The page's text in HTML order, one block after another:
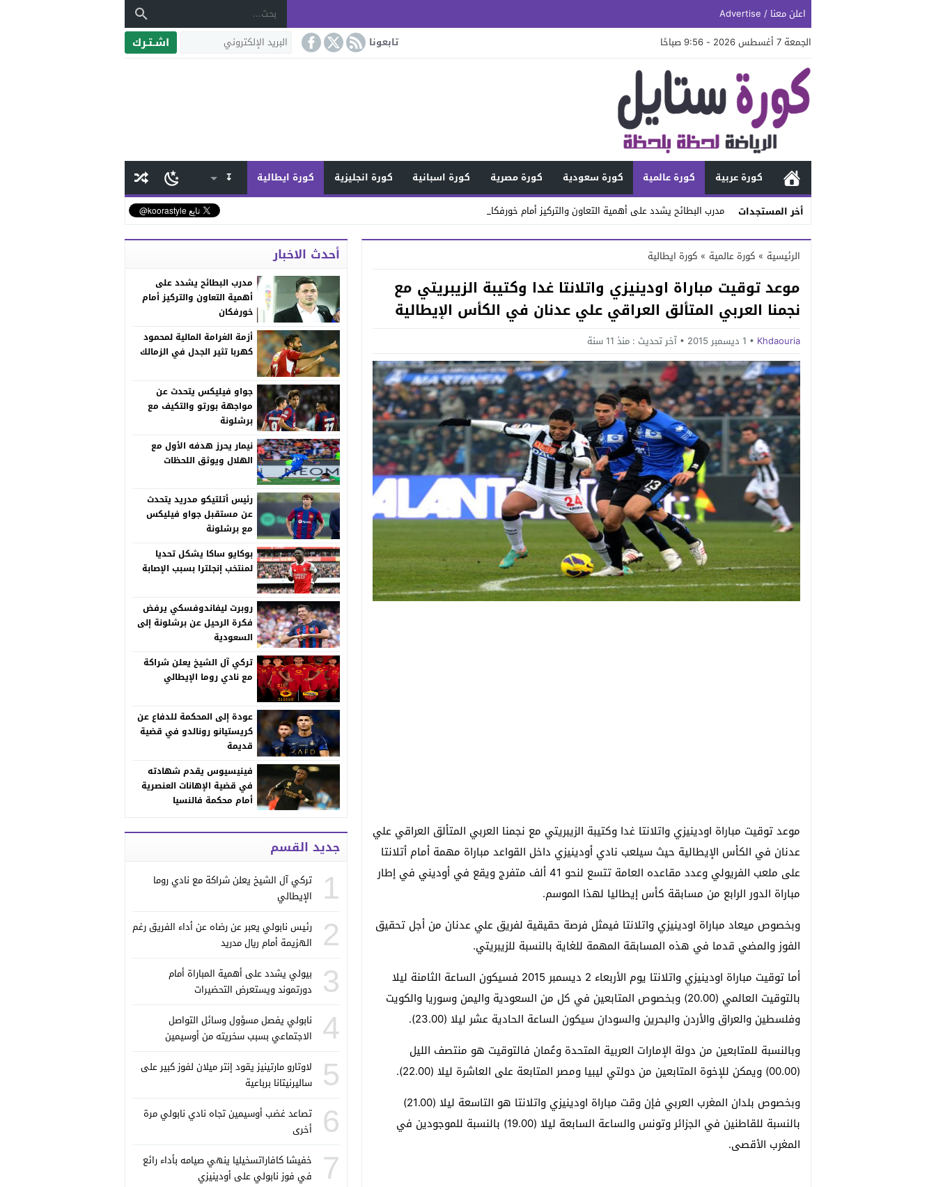
اعلن معنا / Advertise
الجمعة 7 أغسطس 2026 - 9:56 صباحًا
تابعونا اشـتـرك
كورة عربية كورة عالمية كورة سعودية كورة مصرية كورة اسبانية كورة انجليزية كورة ايطالية
↧
أخر المستجدات
مدرب البطائح يشدد على أهمية التعاون والتركيز أمام خورفكان
Stop
Previous
Next
الرئيسية » كورة عالمية » كورة ايطالية
موعد توقيت مباراة اودينيزي واتلانتا غدا وكتيبة الزيبريتي مع
نجمنا العربي المتألق العراقي علي عدنان في الكأس الإيطالية
Khdaouria 1 ديسمبر 2015 آخر تحديث : منذ 11 سنة
موعد توقيت مباراة اودينيزي واتلانتا غدا وكتيبة الزيبريتي مع نجمنا العربي المتألق العراقي علي
عدنان في الكأس الإيطالية حيث سيلعب نادي أودينيزي داخل القواعد مباراة مهمة أمام أتلانتا
على ملعب الفريولي وعدد مقاعده العامة تتسع لنحو 41 ألف متفرج ويقع في أوديني في إطار
مباراة الدور الرابع من مسابقة كأس إيطاليا لهذا الموسم.
وبخصوص ميعاد مباراة اودينيزي واتلانتا فيمثل فرصة حقيقية لفريق علي عدنان من أجل تحقيق
الفوز والمضي قدما في هذه المسابقة المهمة للغاية بالنسبة للزيبريتي.
أما توقيت مباراة اودينيزي واتلانتا يوم الأربعاء 2 ديسمبر 2015 فسيكون الساعة الثامنة ليلا
بالتوقيت العالمي (20.00) وبخصوص المتابعين في كل من السعودية واليمن وسوريا والكويت
وفلسطين والعراق والأردن والبحرين والسودان سيكون الساعة الحادية عشر ليلا (23.00).
وبالنسبة للمتابعين من دولة الإمارات العربية المتحدة وعُمان فالتوقيت هو منتصف الليل
(00.00) ويمكن للإخوة المتابعين من دولتي ليبيا ومصر المتابعة على العاشرة ليلا (22.00).
وبخصوص بلدان المغرب العربي فإن وقت مباراة اودينيزي واتلانتا هو التاسعة ليلا (21.00)
بالنسبة للقاطنين في الجزائر وتونس والساعة السابعة ليلا (19.00) بالنسبة للموجودين في
المغرب الأقصى.
أحدث الاخبار
مدرب البطائح يشدد على
أهمية التعاون والتركيز أمام
خورفكان
أزمة الغرامة المالية لمحمود
كهربا تثير الجدل في الزمالك
جواو فيليكس يتحدث عن
مواجهة بورتو والتكيف مع
برشلونة
نيمار يحرز هدفه الأول مع
الهلال ويوثق اللحظات
رئيس أتلتيكو مدريد يتحدث
عن مستقبل جواو فيليكس
مع برشلونة
بوكايو ساكا يشكل تحديا
لمنتخب إنجلترا بسبب الإصابة
روبرت ليفاندوفسكي يرفض
فكرة الرحيل عن برشلونة إلى
السعودية
تركي آل الشيخ يعلن شراكة
مع نادي روما الإيطالي
عودة إلى المحكمة للدفاع عن
كريستيانو رونالدو في قضية
قديمة
فينيسيوس يقدم شهادته
في قضية الإهانات العنصرية
أمام محكمة فالنسيا
جديد القسم
1
تركي آل الشيخ يعلن شراكة مع نادي روما
الإيطالي
2
رئيس نابولي يعبر عن رضاه عن أداء الفريق رغم
الهزيمة أمام ريال مدريد
3
بيولي يشدد على أهمية المباراة أمام
دورتموند ويستعرض التحضيرات
4
نابولي يفصل مسؤول وسائل التواصل
الاجتماعي بسبب سخريته من أوسيمين
5
لاوتارو مارتينيز يقود إنتر ميلان لفوز كبير على
ساليرنيتانا برباعية
6
تصاعد غضب أوسيمين تجاه نادي نابولي مرة
أخرى
7
خفيشا كافاراتسخيليا ينهي صيامه بأداء رائع
في فوز نابولي على أودينيزي